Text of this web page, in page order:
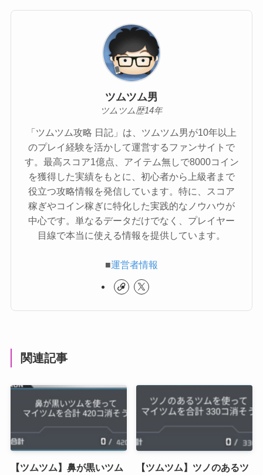
ツムツム男
ツムツム歴14年
「ツムツム攻略 日記」は、ツムツム男が10年以上
のプレイ経験を活かして運営するファンサイトで
す。最高スコア1億点、アイテム無しで8000コイン
を獲得した実績をもとに、初心者から上級者まで
役立つ攻略情報を発信しています。特に、スコア
稼ぎやコイン稼ぎに特化した実践的なノウハウが
中心です。単なるデータだけでなく、プレイヤー
目線で本当に使える情報を提供しています。
■運営者情報
関連記事
【ツムツム】鼻が黒いツム
【ツムツム】ツノのあるツ